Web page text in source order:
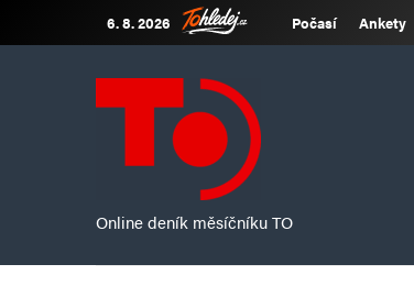
6. 8. 2026 Počasí Ankety
Online deník měsíčníku TO